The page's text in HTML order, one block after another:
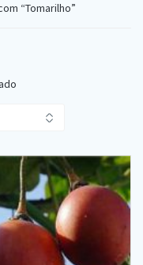
“Tomarilho”